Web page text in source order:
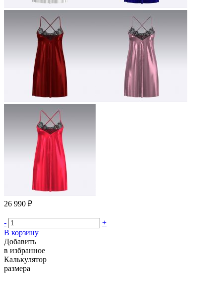
26 990 ₽
-
+
В корзину
Добавить
в избранное
Калькулятор
размера